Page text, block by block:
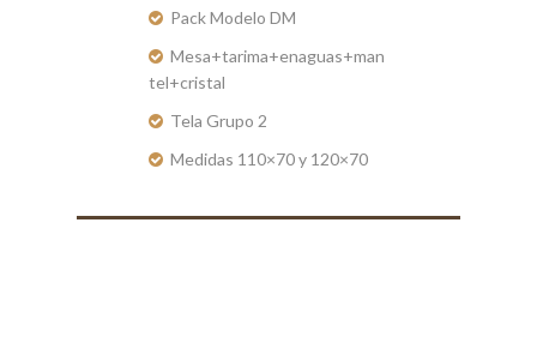
Pack Modelo DM
Mesa+tarima+enaguas+man
tel+cristal
Tela Grupo 2
Medidas 110×70 y 120×70